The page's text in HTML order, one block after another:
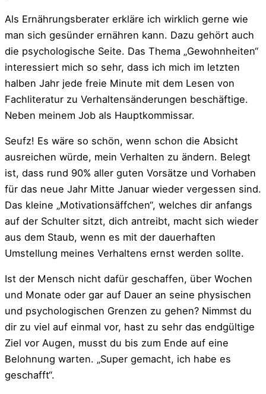
Als Ernährungsberater erkläre ich wirklich gerne wie
man sich gesünder ernähren kann. Dazu gehört auch
die psychologische Seite. Das Thema „Gewohnheiten“
interessiert mich so sehr, dass ich mich im letzten
halben Jahr jede freie Minute mit dem Lesen von
Fachliteratur zu Verhaltensänderungen beschäftige.
Neben meinem Job als Hauptkommissar.
Seufz! Es wäre so schön, wenn schon die Absicht
ausreichen würde, mein Verhalten zu ändern. Belegt
ist, dass rund 90% aller guten Vorsätze und Vorhaben
für das neue Jahr Mitte Januar wieder vergessen sind.
Das kleine „Motivationsäffchen“, welches dir anfangs
auf der Schulter sitzt, dich antreibt, macht sich wieder
aus dem Staub, wenn es mit der dauerhaften
Umstellung meines Verhaltens ernst werden sollte.
Ist der Mensch nicht dafür geschaffen, über Wochen
und Monate oder gar auf Dauer an seine physischen
und psychologischen Grenzen zu gehen? Nimmst du
dir zu viel auf einmal vor, hast zu sehr das endgültige
Ziel vor Augen, musst du bis zum Ende auf eine
Belohnung warten. „Super gemacht, ich habe es
geschafft“.